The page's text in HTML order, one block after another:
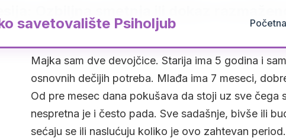
savetovalište Psiholjub Početna
Ozbiljna smetnja ili dokaz
Majka sam dve devojčice. Starija ima 5 godina i
osnovnih dečijih potreba. Mlađa ima 7 meseci,
Od pre mesec dana pokušava da stoji uz sve čega
nespretna je i često pada. Sve sadašnje, bivše ili
sećaju se ili naslućuju koliko je ovo zahtevan